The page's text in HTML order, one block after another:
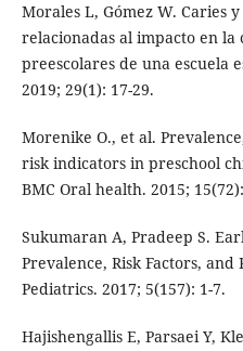
Morales L, Gómez W. Caries
relacionadas al impacto en la
preescolares de una escuela
2019; 29(1): 17-29.
Morenike O., et al.
risk indicators in preschool
BMC Oral health. 2015;
Sukumaran A, Pradeep S.
Prevalence, Risk Factors,
Pediatrics. 2017; 5(157): 1-7.
Hajishengallis E, Parsaei Y,